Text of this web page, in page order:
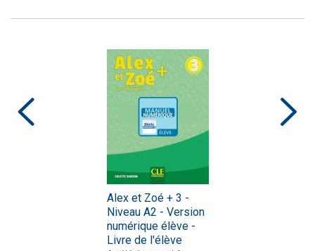
Alex et Zoé + 3 -
Niveau A2 - Version
numérique élève -
Livre de l'élève